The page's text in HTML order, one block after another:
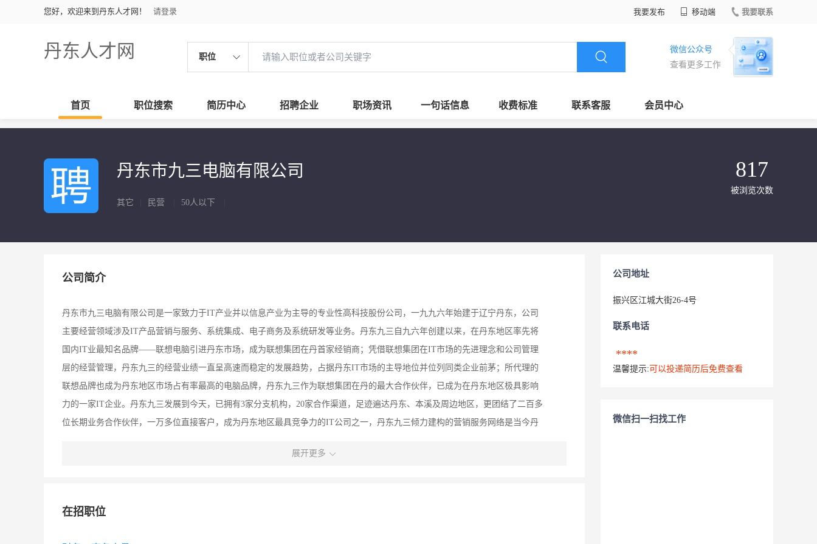
您好，欢迎来到丹东人才网！ 请登录 我要发布 移动端 我要联系
丹东人才网 职位
微信公众号
查看更多工作
首页 职位搜索 简历中心 招聘企业 职场资讯 一句话信息 收费标准 联系客服 会员中心
丹东市九三电脑有限公司
其它 民营 50人以下
817
被浏览次数
公司简介
丹东市九三电脑有限公司是一家致力于IT产业并以信息产业为主导的专业性高科技股份公司，一九九六年始建于辽宁丹东，公司
主要经营领域涉及IT产品营销与服务、系统集成、电子商务及系统研发等业务。丹东九三自九六年创建以来，在丹东地区率先将
国内IT业最知名品牌——联想电脑引进丹东市场，成为联想集团在丹首家经销商；凭借联想集团在IT市场的先进理念和公司管理
层的经营管理，丹东九三的经营业绩一直呈高速而稳定的发展趋势，占据丹东IT市场的主导地位并位列同类企业前茅；所代理的
联想品牌也成为丹东地区市场占有率最高的电脑品牌，丹东九三作为联想集团在丹的最大合作伙伴，已成为在丹东地区极具影响
力的一家IT企业。丹东九三发展到今天，已拥有3家分支机构，20家合作渠道，足迹遍达丹东、本溪及周边地区，更团结了二百多
位长期业务合作伙伴，一万多位直接客户，成为丹东地区最具竞争力的IT公司之一，丹东九三倾力建构的营销服务网络是当今丹
性的服务网络机构——联想维修站，成立了丹东地区首家独立维修机构；公司的营销网络遍及丹东及周边县市，友好而紧密合作
来，为国家交纳的税收已逾百万，同时获得了社会的多项荣誉，如每年的消费者信得过单位，东北地区IT企业百强等。公司的总
展开更多
在招职位
公司地址
振兴区江城大街26-4号
联系电话
****
温馨提示: 可以投递简历后免费查看
微信扫一扫找工作